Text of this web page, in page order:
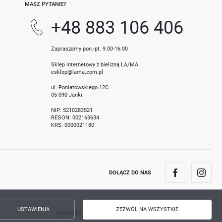
MASZ PYTANIE?
+48 883 106 406
Zapraszamy pon.-pt. 9.00-16.00
Sklep internetowy z bielizną LA/MA
esklep@lama.com.pl
ul. Poniatowskiego 12C
05-090 Janki
NIP: 5210283521
REGON: 002163634
KRS: 0000021180
DOŁĄCZ DO NAS
Agencja interaktywna[ti]Powered by2ClickShop®
USTAWIENIA ZEZWÓL NA WSZYSTKIE